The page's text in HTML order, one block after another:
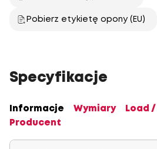
Pobierz etykietę opony (EU)
Specyfikacje
Informacje Wymiary
Load
Producent